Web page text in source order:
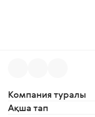
Компания туралы
Ақша тап